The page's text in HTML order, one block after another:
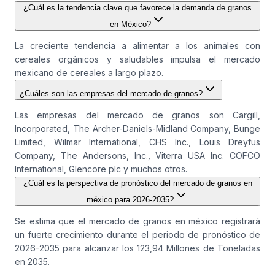
¿Cuál es la tendencia clave que favorece la demanda de granos
en México?
La creciente tendencia a alimentar a los animales con
cereales orgánicos y saludables impulsa el mercado
mexicano de cereales a largo plazo.
¿Cuáles son las empresas del mercado de granos?
Las empresas del mercado de granos son Cargill,
Incorporated, The Archer-Daniels-Midland Company, Bunge
Limited, Wilmar International, CHS Inc., Louis Dreyfus
Company, The Andersons, Inc., Viterra USA Inc. COFCO
International, Glencore plc y muchos otros.
¿Cuál es la perspectiva de pronóstico del mercado de granos en
méxico para 2026-2035?
Se estima que el mercado de granos en méxico registrará
un fuerte crecimiento durante el periodo de pronóstico de
2026-2035 para alcanzar los 123,94 Millones de Toneladas
en 2035.